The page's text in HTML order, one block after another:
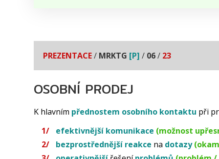
PREZENTACE/ MRKTG [P] / 06/ 23
OSOBNÍ PRODEJ
K hlavním přednostem osobního kontaktu při
efektivnější komunikace (možnost
bezprostřednější reakce na dotazy